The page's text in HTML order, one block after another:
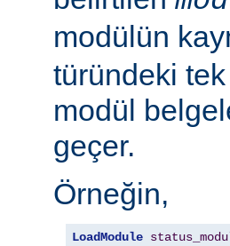
modülün
türündeki
modül
geçer.
Örneğin,
LoadModule